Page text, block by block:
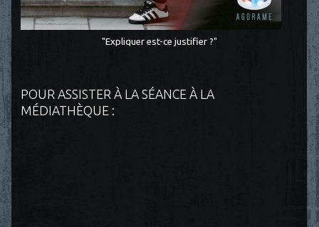
"Expliquer est-ce justifier ?"
POUR ASSISTER À LA SÉANCE À LA
MÉDIATHÈQUE :